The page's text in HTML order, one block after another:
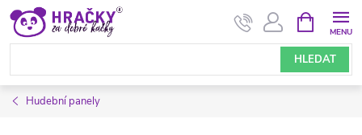
Přejít
obsah
HLEDAT
NÁKUPNÍ
KOŠÍK
Hudební panely